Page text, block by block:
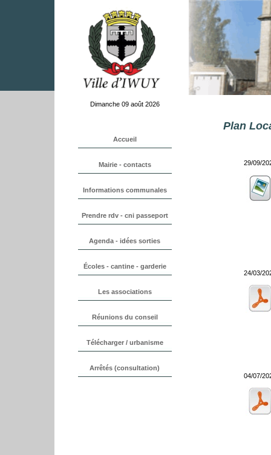
Dimanche 09 août 2026
Plan
29/09/
24/03/
04/07/